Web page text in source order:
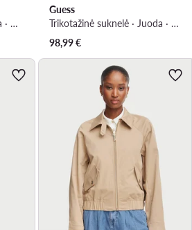
Kokteilinė suknelė · Juoda · Midi
Guess
Trikotažinė suknelė · Juoda · Mini
98,99€